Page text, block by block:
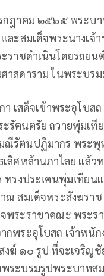
ฎาคม ๒๕๖๕ พระบา
ละสมเด็จพระนางเจ้
ราชดำเนินโดยรถยน
าสดาราม ในพระบร
า เสด็จเข้าพระอุโบส
รัตนตรัย ถวายพุ่มเที
ณีรัตนปฏิมากร พระพุ
ลิศหล้านภาไลย แล้ว
ทรงประเคนพุ่มเทียน
ณ สมเด็จพระสังฆรา
พระราชาคณะ พระร
กพระอุโบสถ เจ้าพนั
ฆ์ ๑๐ รูป ที่จะเจริญชั
ระบรมรูปพระบาทส